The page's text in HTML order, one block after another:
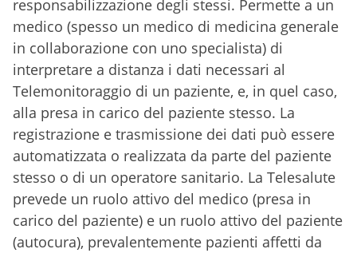
responsabilizzazione degli stessi. Permette a un
medico (spesso un medico di medicina generale
in collaborazione con uno specialista) di
interpretare a distanza i dati necessari al
Telemonitoraggio di un paziente, e, in quel caso,
alla presa in carico del paziente stesso. La
registrazione e trasmissione dei dati può essere
automatizzata o realizzata da parte del paziente
stesso o di un operatore sanitario. La Telesalute
prevede un ruolo attivo del medico (presa in
carico del paziente) e un ruolo attivo del paziente
(autocura), prevalentemente pazienti affetti da